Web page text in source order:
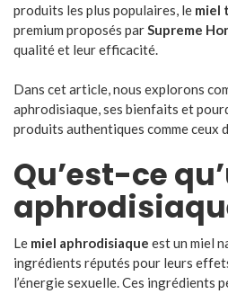
produits les plus populaires, le miel
premium proposés par Supreme
qualité et leur efficacité.
Dans cet article, nous explorons
aphrodisiaque, ses bienfaits et
produits authentiques comme ceux
Qu’est-ce
Le miel aphrodisiaque est un miel
ingrédients réputés pour leurs
l’énergie sexuelle. Ces ingrédients